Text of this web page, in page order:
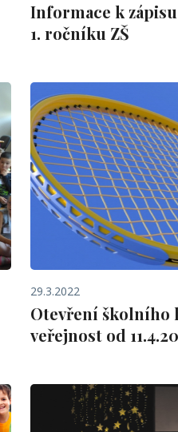
Informace k
1. ročníku ZŠ
29.3.2022
Otevření školního
veřejnost od